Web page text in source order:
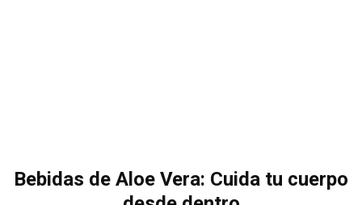
Bebidas de Aloe Vera: Cuida tu cuerpo